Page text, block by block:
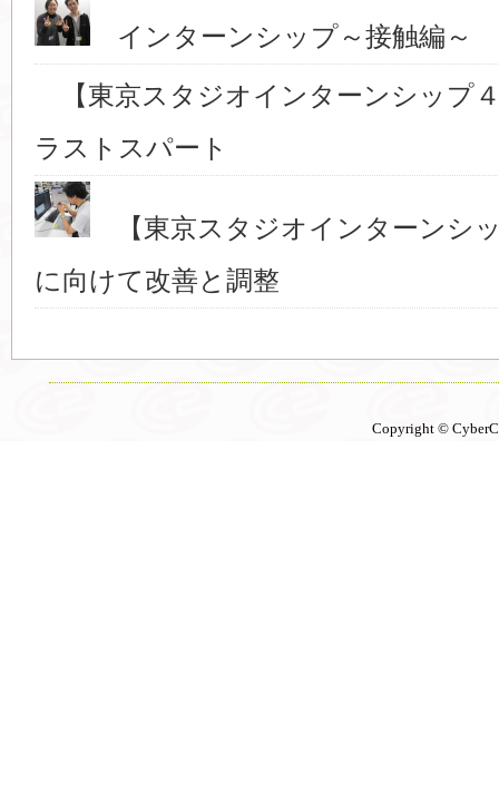
インターンシップ～接触編
【東京スタジオインターンシップ
ラストスパート
【東京スタジオインターンシ
に向けて改善と調整
Copyright ©